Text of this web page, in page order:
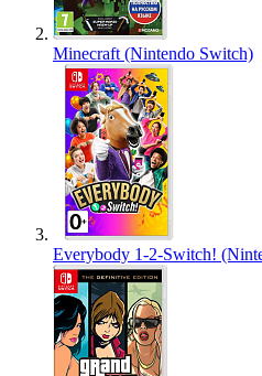
Minecraft (Nintendo Switch)
Everybody 1-2-Switch!